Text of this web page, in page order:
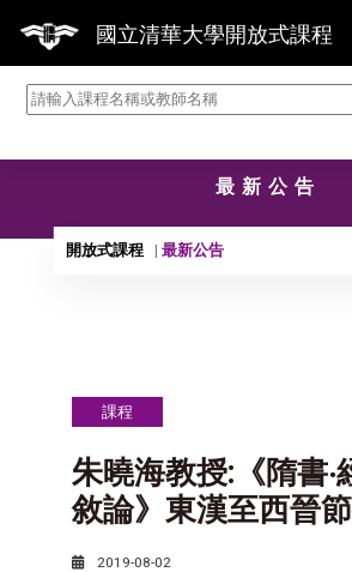
國立清華大學開放式課程
最新公告
開放式課程 最新公告
課程
朱曉海教授:《隋書‧
敘論》東漢至西晉
2019-08-02